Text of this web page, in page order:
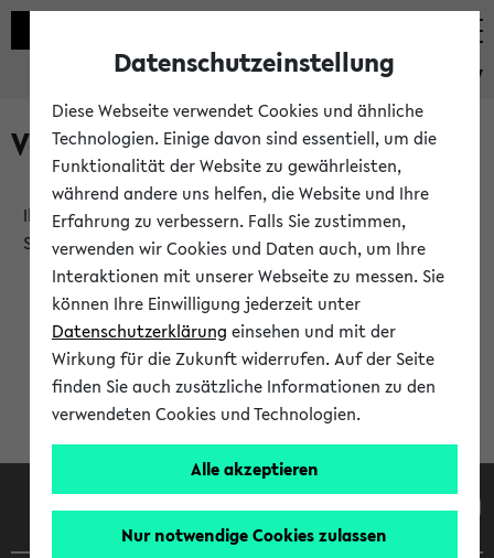
eKVV
Verlauf
Ihr Verlauf ist leer. Er wird sich im Verlauf Ihrer eKVV
Sitzung füllen.
Datenschutzeinstellung
Diese Webseite verwendet Cookies und ähnliche
Technologien. Einige davon sind essentiell, um die
Funktionalität der Website zu gewährleisten,
während andere uns helfen, die Website und Ihre
Erfahrung zu verbessern. Falls Sie zustimmen,
verwenden wir Cookies und Daten auch, um Ihre
Interaktionen mit unserer Webseite zu messen. Sie
können Ihre Einwilligung jederzeit unter
Datenschutzerklärung einsehen und mit der
Wirkung für die Zukunft widerrufen. Auf der Seite
finden Sie auch zusätzliche Informationen zu den
verwendeten Cookies und Technologien.
Alle akzeptieren
Nur notwendige Cookies zulassen